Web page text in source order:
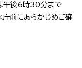
午後6時30分まで
庁前にあらかじめご確